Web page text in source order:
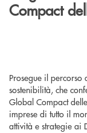
Compact
Prosegue il percorso
sostenibilità, che
Global Compact
imprese di tutto il
attività e strategie ai